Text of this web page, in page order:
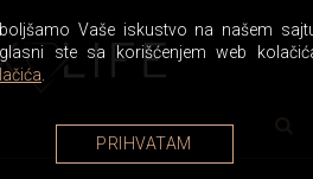
Vaše iskustvo na našem
ste sa korišćenjem web
PRIHVATAM